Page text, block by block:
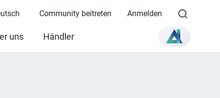
Community beitreten Anmelden
uns Händler